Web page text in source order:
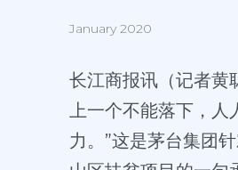
January 2020
长江商报讯（记者黄
上一个不能落下，人
力。”这是茅台集团